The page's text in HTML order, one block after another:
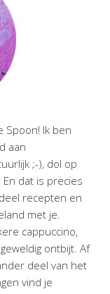
Spoon! Ik ben
aan
;-), dol op
dat is precies
recepten en
met je.
cappuccino,
ontbijt. Af
deel van het
vind je